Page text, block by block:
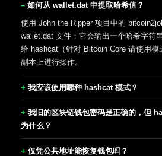
如何从 wallet.dat 中提取哈希值？
使用 John the Ripper 项目中的
wallet.dat 文件；它会输出一个哈希字符
给 hashcat（针对 Bitcoin Core 请使用模
副本上进行操作。
我应该使用哪种 hashcat 模式？
我旧的区块链钱包密码是正确的，但
为什么？
仅凭公共地址能恢复钱包吗？